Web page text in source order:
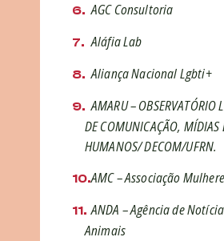
AGC Consultoria
Aláfia Lab
Aliança Nacional Lgbti+
AMARU – OBSERVATÓRIO
DE COMUNICAÇÃO, MÍDIAS
HUMANOS/ DECOM/UFRN.
AMC – Associação
ANDA – Agência de
Animais